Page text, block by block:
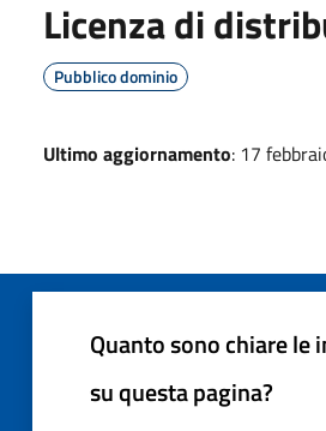
Licenza di
Pubblico dominio
Ultimo aggiornamento: 17
Quanto sono chiare le
su questa pagina?